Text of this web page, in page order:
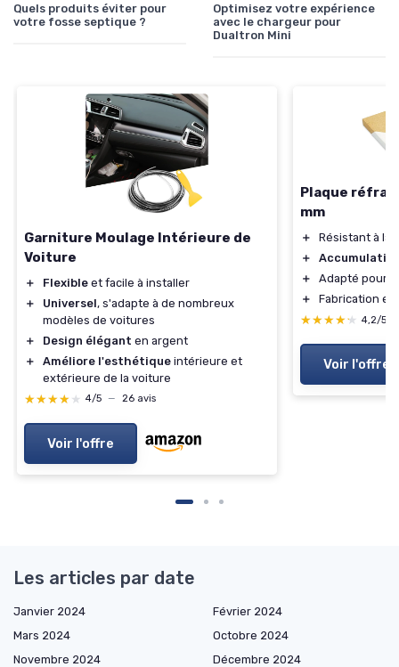
Quels produits éviter pour
votre fosse septique ?
Optimisez votre expérience
avec le chargeur pour
Dualtron Mini
Garniture Moulage Intérieure de
Voiture
＋ Flexible et facile à installer
＋
Universel, s'adapte à de nombreux
modèles de voitures
＋
Design élégant en argent
＋
Améliore l'esthétique intérieure et
extérieure de la voiture
★★★★★
★★★★★ 4/5 — 26 avis
Voir l'offre
Plaque
mm
＋
Résistant à la
＋
＋
Adapté pour
＋
Fabrication en
★★★★★
★★★★★ 4,2/5
Voir l'offre
Les articles par date
Janvier 2024
Février 2024
Mars 2024
Octobre 2024
Novembre 2024
Décembre 2024